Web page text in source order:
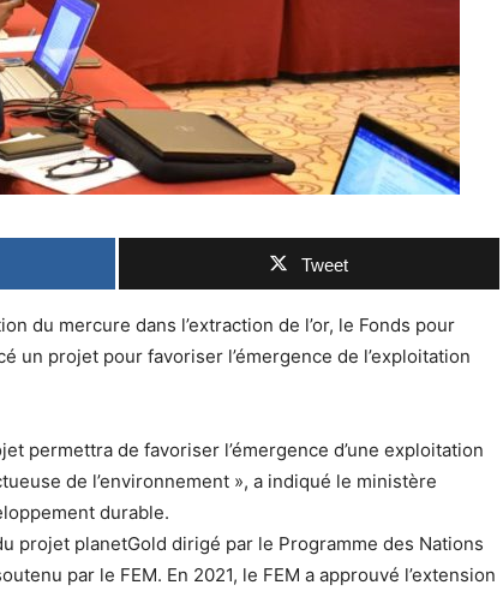
Tweet
du mercure dans l’extraction de l’or, le Fonds pour
un projet pour favoriser l’émergence de l’exploitation
permettra de favoriser l’émergence d’une exploitation
de l’environnement », a indiqué le ministère
durable.
projet planetGold dirigé par le Programme des Nations
par le FEM. En 2021, le FEM a approuvé l’extension